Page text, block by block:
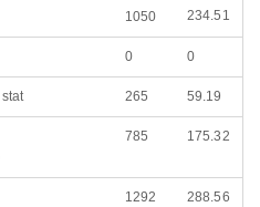
1050 234.51
0 0
265 59.19
785 175.32
1292 288.56